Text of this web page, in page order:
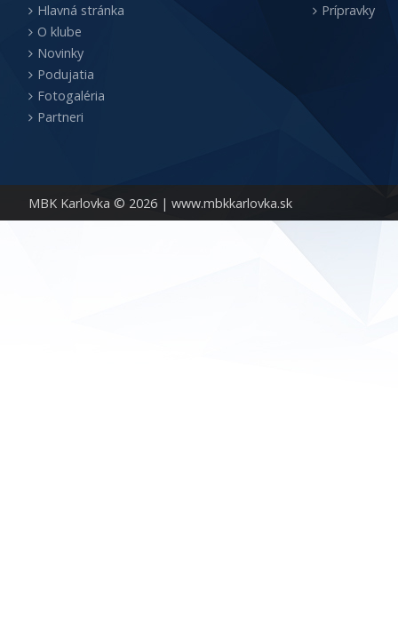
MBK Karlovka © 2026 | www.mbkkarlovka.sk
Hlavná stránka
O klube
Novinky
Podujatia
Fotogaléria
Partneri
Prípravky